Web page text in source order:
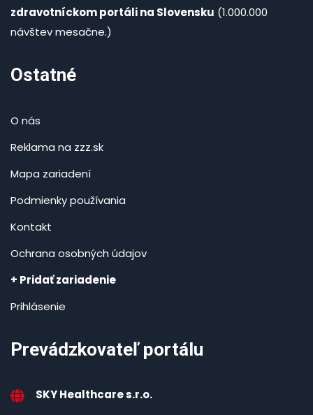
zdravotníckom portáli na Slovensku (1.000.000
návštev mesačne.)
Ostatné
O nás
Reklama na zzz.sk
Mapa zariadení
Podmienky používania
Kontakt
Ochrana osobných údajov
+ Pridať zariadenie
Prihlásenie
Prevádzkovateľ portálu
SKY Healthcare s.r.o.